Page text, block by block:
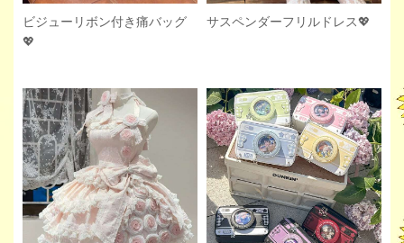
ビジューリボン付き痛バッグ
💖
サスペンダーフリルドレス💖